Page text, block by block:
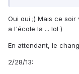
Oui oui ;) Mais ce
a l'école la ... lol )
En attendant, le
2/28/13: